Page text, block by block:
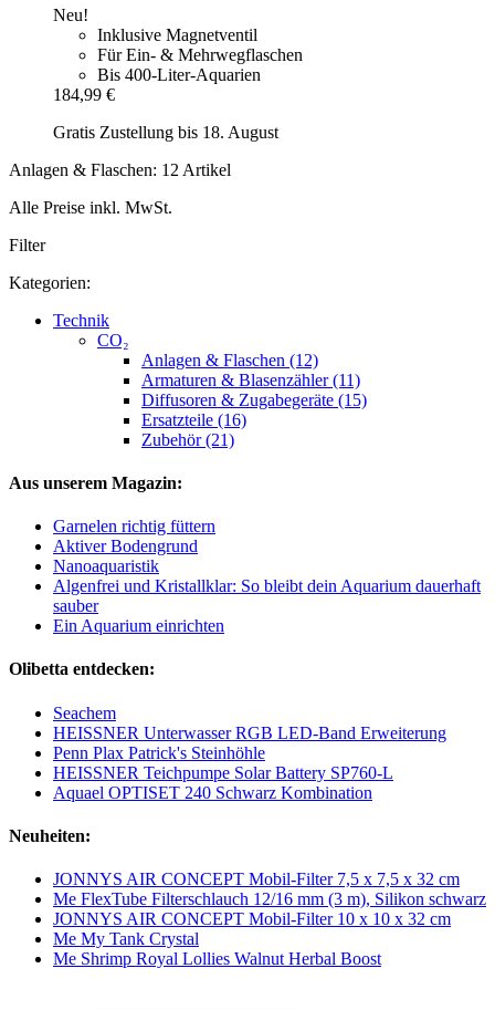
Neu!
Inklusive Magnetventil
Für Ein- & Mehrwegflaschen
Bis 400-Liter-Aquarien
184,99 €
Gratis Zustellung bis 18. August
Anlagen & Flaschen: 12 Artikel
Alle Preise inkl. MwSt.
Filter
Kategorien:
Technik
CO₂
Anlagen & Flaschen (12)
Armaturen & Blasenzähler (11)
Diffusoren & Zugabegeräte (15)
Ersatzteile (16)
Zubehör (21)
Aus unserem Magazin:
Garnelen richtig füttern
Aktiver Bodengrund
Nanoaquaristik
Algenfrei und Kristallklar: So bleibt dein Aquarium dauerhaft
sauber
Ein Aquarium einrichten
Olibetta entdecken:
Seachem
HEISSNER Unterwasser RGB LED-Band Erweiterung
Penn Plax Patrick's Steinhöhle
HEISSNER Teichpumpe Solar Battery SP760-L
Aquael OPTISET 240 Schwarz Kombination
Neuheiten:
JONNYS AIR CONCEPT Mobil-Filter 7,5 x 7,5 x 32 cm
Me FlexTube Filterschlauch 12/16 mm (3 m), Silikon schwarz
JONNYS AIR CONCEPT Mobil-Filter 10 x 10 x 32 cm
Me My Tank Crystal
Me Shrimp Royal Lollies Walnut Herbal Boost